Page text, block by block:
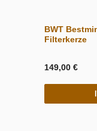
BWT
Filterkerze
149,00 €